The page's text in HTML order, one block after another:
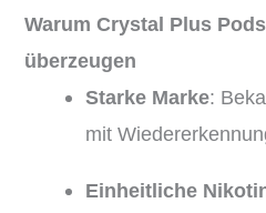
Warum Crystal Plus
überzeugen
Starke Marke:
mit
Einheitliche